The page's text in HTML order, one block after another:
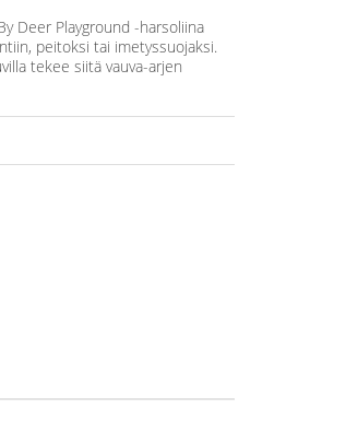
Deer Playground -harsoliina
peitoksi tai imetyssuojaksi.
tekee siitä vauva-arjen